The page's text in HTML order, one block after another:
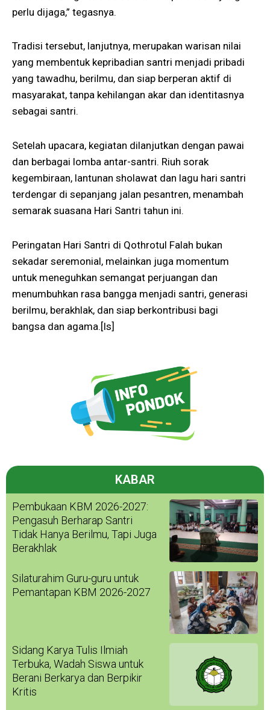
perlu dijaga,” tegasnya.
Tradisi tersebut, lanjutnya, merupakan warisan nilai
yang membentuk kepribadian santri menjadi pribadi
yang tawadhu, berilmu, dan siap berperan aktif di
masyarakat, tanpa kehilangan akar dan identitasnya
sebagai santri.
Setelah upacara, kegiatan dilanjutkan dengan pawai
dan berbagai lomba antar-santri. Riuh sorak
kegembiraan, lantunan sholawat dan lagu hari santri
terdengar di sepanjang jalan pesantren, menambah
semarak suasana Hari Santri tahun ini.
Peringatan Hari Santri di Qothrotul Falah bukan
sekadar seremonial, melainkan juga momentum
untuk meneguhkan semangat perjuangan dan
menumbuhkan rasa bangga menjadi santri, generasi
berilmu, berakhlak, dan siap berkontribusi bagi
bangsa dan agama.[Is]
KABAR
Pembukaan KBM 2026-2027:
Pengasuh Berharap Santri
Tidak Hanya Berilmu, Tapi Juga
Berakhlak
Silaturahim Guru-guru untuk
Pemantapan KBM 2026-2027
Sidang Karya Tulis Ilmiah
Terbuka, Wadah Siswa untuk
Berani Berkarya dan Berpikir
Kritis